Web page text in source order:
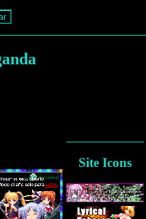
Site Icons